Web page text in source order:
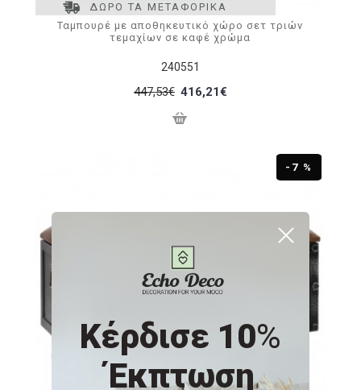
ΔΩΡΟ ΤΑ ΜΕΤΑΦΟΡΙΚΑ
240551
Ταμπουρέ με αποθηκευτικό χώρο σετ τριών
τεμαχίων σε καφέ χρώμα
447,53€ 416,21€
-7 %
Κέρδισε 10%
Έκπτωση